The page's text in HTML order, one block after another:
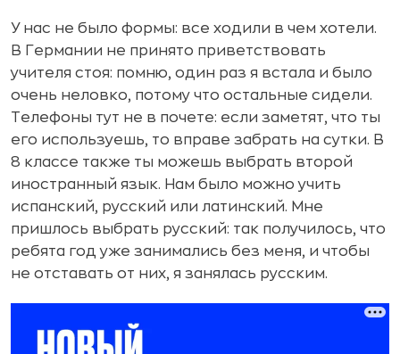
У нас не было формы: все ходили в чем хотели.
В Германии не принято приветствовать
учителя стоя: помню, один раз я встала и было
очень неловко, потому что остальные сидели.
Телефоны тут не в почете: если заметят, что ты
его используешь, то вправе забрать на сутки. В
8 классе также ты можешь выбрать второй
иностранный язык. Нам было можно учить
испанский, русский или латинский. Мне
пришлось выбрать русский: так получилось, что
ребята год уже занимались без меня, и чтобы
не отставать от них, я занялась русским.